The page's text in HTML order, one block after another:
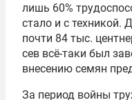
лишь 60%
стало и с техникой.
почти 84 тыс.
сев всё-таки был
внесению семян
За период войны